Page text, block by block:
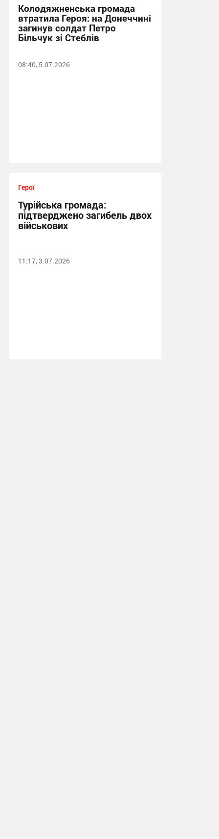
Колодяжненська громада
втратила Героя: на Донеччині
загинув солдат Петро
Більчук зі Стеблів
08:40, 5.07.2026
Герої
Турійська громада:
підтверджено загибель двох
військових
11:17, 3.07.2026